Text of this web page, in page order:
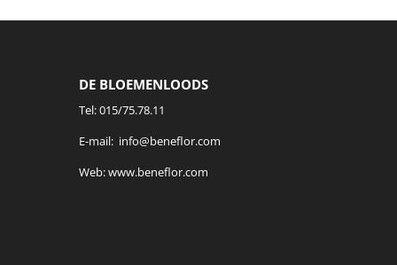
DE BLOEMENLOODS
Tel:015/75.78.11
E-mail: info@beneflor.com
Web:www.beneflor.com